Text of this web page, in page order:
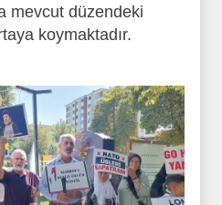
mevcut düzendeki
koymaktadır.